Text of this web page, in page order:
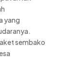
yang
sembako